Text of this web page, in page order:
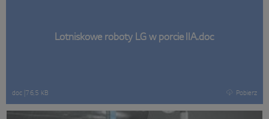
Lotniskowe roboty LG w porcie IIA.doc
doc 76,5 KB Pobierz